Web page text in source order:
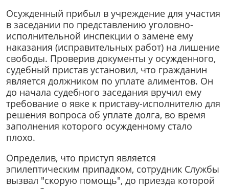
Осужденный прибыл в учреждение для участия
в заседании по представлению уголовно-
исполнительной инспекции о замене ему
наказания (исправительных работ) на лишение
свободы. Проверив документы у осужденного,
судебный пристав установил, что гражданин
является должником по уплате алиментов. Он
до начала судебного заседания вручил ему
требование о явке к приставу-исполнителю для
решения вопроса об уплате долга, во время
заполнения которого осужденному стало
плохо.
Определив, что приступ является
эпилептическим припадком, сотрудник Службы
вызвал "скорую помощь", до приезда которой